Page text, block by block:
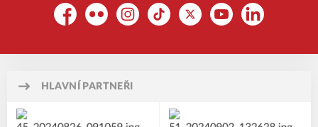
FacebookFlickr Instagram
TikTok Platform X
YouTubeLinkedIn
HLAVNÍ PARTNEŘI